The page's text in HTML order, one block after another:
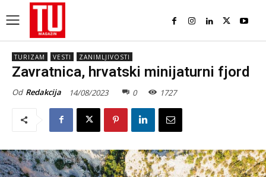
TURIZAM VESTI ZANIMLJIVOSTI
Zavratnica, hrvatski minijaturni fjord
Od Redakcija 14/08/2023 0 1727